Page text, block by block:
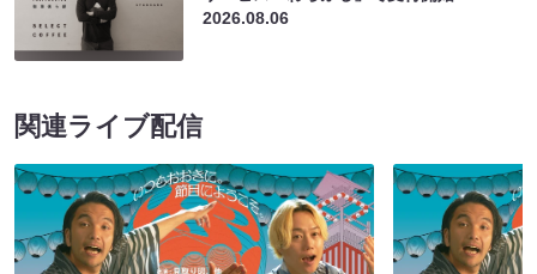
2026.08.06
関連ライブ配信